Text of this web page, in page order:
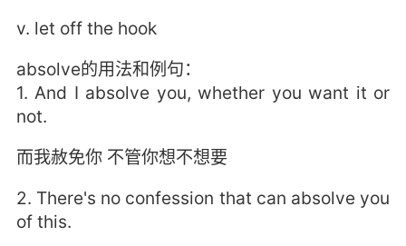
v. let off the hook
absolve的用法和例句：
1. And I absolve you, whether you want it or
not.
而我赦免你 不管你想不想要
2. There's no confession that can absolve you
of this.